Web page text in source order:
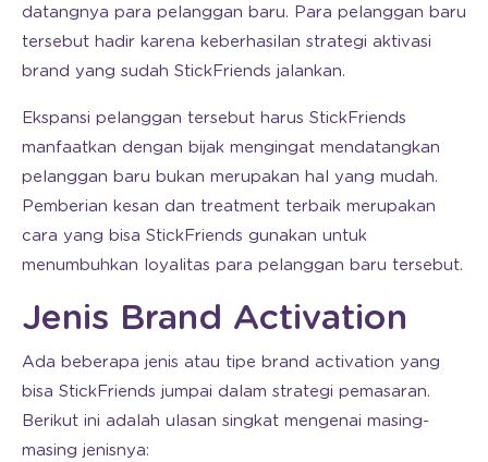
datangnya para pelanggan baru. Para pelanggan baru
tersebut hadir karena keberhasilan strategi aktivasi
brand yang sudah StickFriends jalankan.
Ekspansi pelanggan tersebut harus StickFriends
manfaatkan dengan bijak mengingat mendatangkan
pelanggan baru bukan merupakan hal yang mudah.
Pemberian kesan dan treatment terbaik merupakan
cara yang bisa StickFriends gunakan untuk
menumbuhkan loyalitas para pelanggan baru tersebut.
Jenis Brand Activation
Ada beberapa jenis atau tipe brand activation yang
bisa StickFriends jumpai dalam strategi pemasaran.
Berikut ini adalah ulasan singkat mengenai masing-
masing jenisnya: